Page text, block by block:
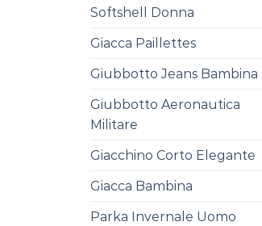
Softshell Donna
Giacca Paillettes
Giubbotto Jeans Bambina
Giubbotto Aeronautica
Militare
Giacchino Corto Elegante
Giacca Bambina
Parka Invernale Uomo